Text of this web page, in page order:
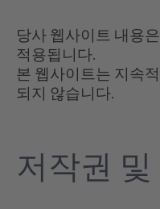
당사 웹사이트 내용
적용됩니다.
본 웹사이트는 지속
되지 않습니다.
저작권